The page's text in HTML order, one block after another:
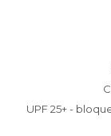
UPF 25+ -